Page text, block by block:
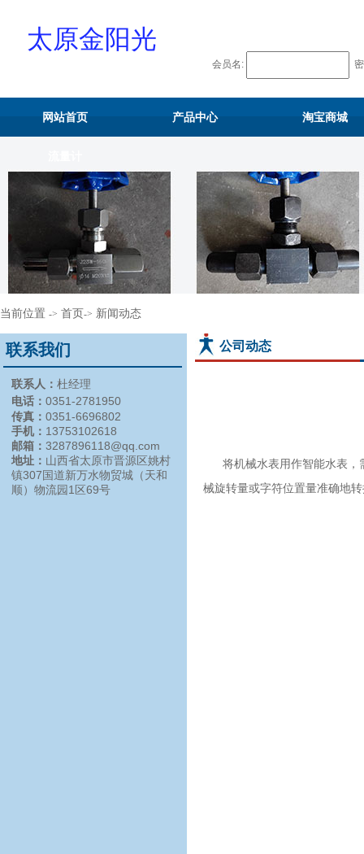
太原金阳光
会员名:
网站首页 产品中心 淘宝商城
当前位置 -> 首页-> 新闻动态
联系我们
联系人： 杜经理
电话： 0351-2781950
传真： 0351-6696802
手机： 13753102618
邮箱： 3287896118@qq.com
地址： 山西省太原市晋源区姚村
镇307国道新万水物贸城（天和
顺）物流园1区69号
公司动态
将机械水表用作智能水表，
械旋转量或字符位置量准确地